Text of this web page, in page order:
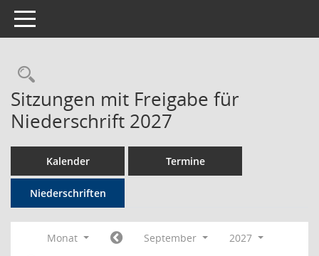
Toggle navigation
Rechercheauswahl
Sitzungen mit Freigabe für
Niederschrift 2027
Kalender Termine
Niederschriften
Monat September
2027